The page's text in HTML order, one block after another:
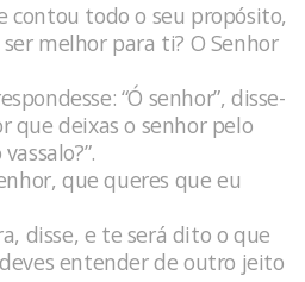
contou todo o seu propósito,
melhor para ti? O Senhor
“Ó senhor”, disse-
que deixas o senhor pelo
que queres que eu
disse, e te será dito o que
entender de outro jeito